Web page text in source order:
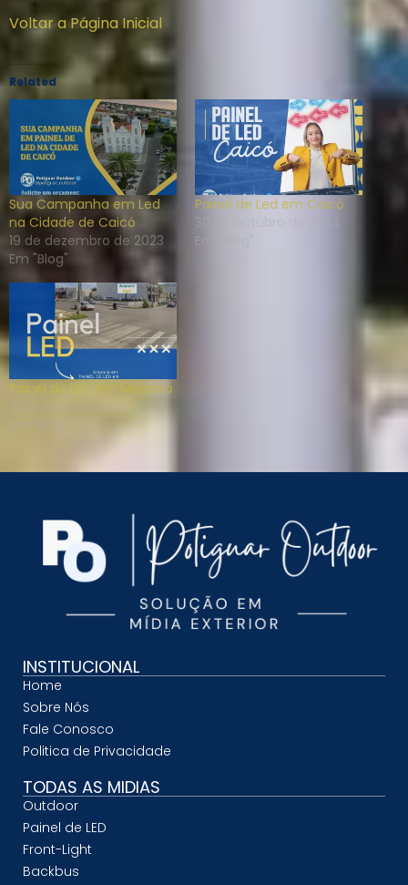
Voltar a Página Inicial
Related
Sua Campanha em Led
na Cidade de Caicó
19 de dezembro de 2023
Em "Blog"
Painel de Led em Caicó
Painel de LED em Mossoró
21 de novembro de 2023
Em "Blog"
INSTITUCIONAL
Home
Sobre Nós
Fale Conosco
Politica de Privacidade
TODAS AS MIDIAS
Outdoor
Painel de LED
Front-Light
Backbus